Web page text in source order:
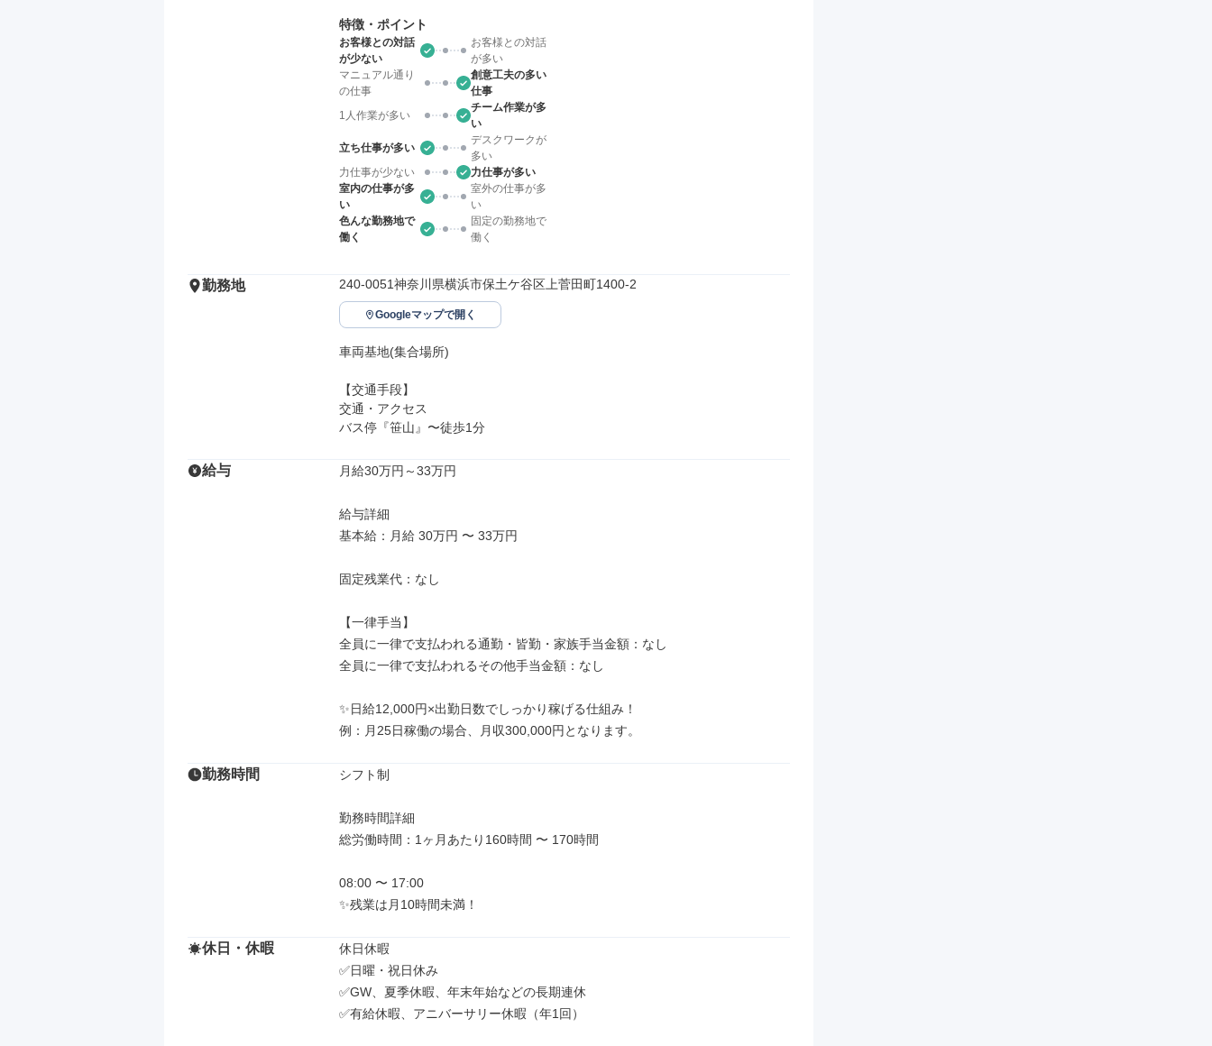
特徴・ポイント
お客様との対話
が少ない
お客様との対話
が多い
マニュアル通り
の仕事
創意工夫の多い
仕事
1人作業が多い
チーム作業が多
い
立ち仕事が多い
デスクワークが
多い
力仕事が少ない
力仕事が多い
室内の仕事が多
い
室外の仕事が多
い
色んな勤務地で
働く
固定の勤務地で
働く
勤務地 240-0051神奈川県横浜市保土ケ谷区上菅田町1400-2
Googleマップで開く
車両基地(集合場所)
【交通手段】
交通・アクセス
バス停『笹山』〜徒歩1分
給与 月給30万円～33万円
給与詳細
基本給：月給 30万円 〜 33万円
固定残業代：なし
【一律手当】
全員に一律で支払われる通勤・皆勤・家族手当金額：なし
全員に一律で支払われるその他手当金額：なし
✨日給12,000円×出勤日数でしっかり稼げる仕組み！
例：月25日稼働の場合、月収300,000円となります。
勤務時間 シフト制
勤務時間詳細
総労働時間：1ヶ月あたり160時間 〜 170時間
08:00 〜 17:00
✨残業は月10時間未満！
休日・休暇
休日休暇
✅日曜・祝日休み
✅GW、夏季休暇、年末年始などの長期連休
✅有給休暇、アニバーサリー休暇（年1回）